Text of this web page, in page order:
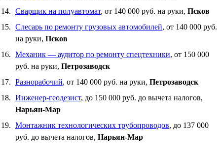
Сварщик на полуавтомат, от 140 000 руб. на руки, Псков
Слесарь по ремонту грузовых автомобилей, от 140 000 руб.
на руки, Псков
Механик — аудитор по ремонту спецтехники, от 150 000
руб. на руки, Петрозаводск
Разнорабочий, от 140 000 руб. на руки, Петрозаводск
Инженер-геодезист, до 150 000 руб. до вычета налогов,
Нарьян-Мар
Монтажник технологических трубопроводов, до 137 000
руб. до вычета налогов, Нарьян-Мар